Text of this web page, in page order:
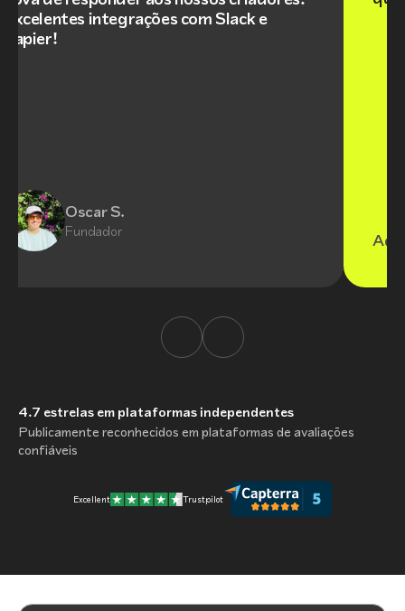
Excelentes integrações com Slack e
Zapier!
Oscar S.
Fundador
4.7 estrelas em plataformas independentes
Publicamente reconhecidos em plataformas de avaliações
confiáveis
Excellent Trustpilot